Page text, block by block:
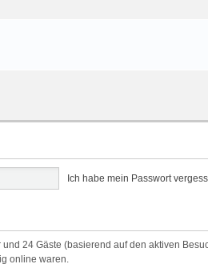
Ich habe mein Passwort
24 Gäste (basierend auf den aktiven
online waren.